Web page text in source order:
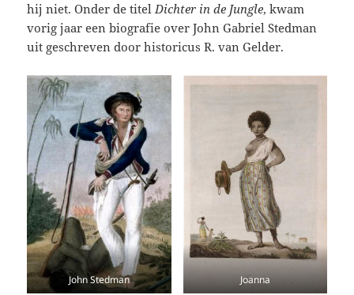
hij niet. Onder de titelDichter in de Jungle, kwam
vorig jaar een biografie over John Gabriel Stedman
uit geschreven door historicus R. van Gelder.
John Stedman Joanna